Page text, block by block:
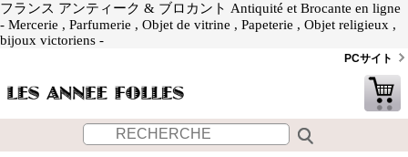
フランス アンティーク & ブロカント Antiquité et Brocante en ligne
- Mercerie , Parfumerie , Objet de vitrine , Papeterie , Objet religieux ,
bijoux victoriens -
PCサイト